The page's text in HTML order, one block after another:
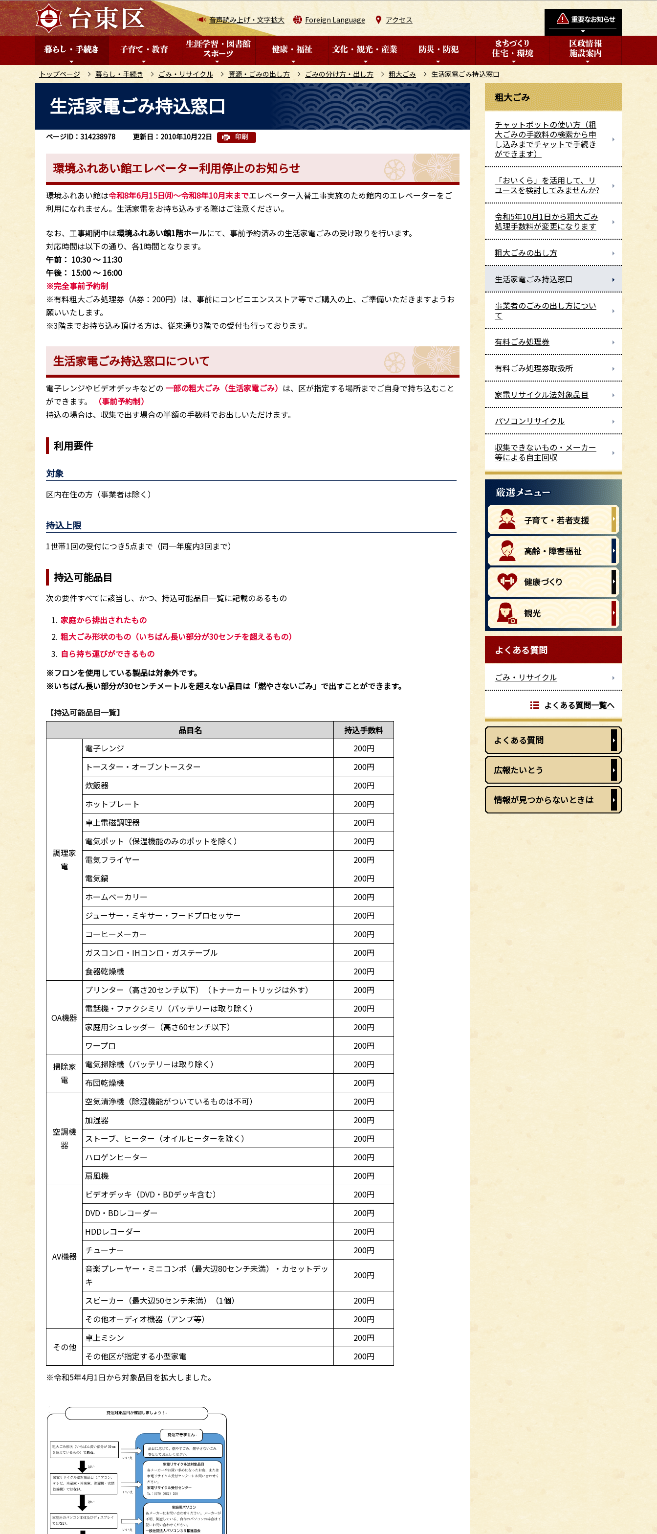
こ
の
ペ
音声読み上げ・文字拡大 Foreign Language アクセス
トップページ 暮らし・手続き ごみ・リサイクル 資源・ごみの出し方 ごみの分け方・出し方 粗大ごみ 生活家電ごみ持込窓口
こ
生活家電ごみ持込窓口
ページID：314238978 更新日：2010年10月22日 印刷
環境ふれあい館エレベーター利用停止のお知らせ
環境ふれあい館は令和8年6月15日㈪～令和8年10月末までエレベーター入替工事実施のため館内のエレベーターをご
利用になれません。生活家電をお持ち込みする際はご注意ください。
なお、工事期間中は環境ふれあい館1階ホールにて、事前予約済みの生活家電ごみの受け取りを行います。
対応時間は以下の通り、各1時間となります。
午前： 10:30 〜 11:30
午後： 15:00 〜 16:00
※完全事前予約制
※有料粗大ごみ処理券（A券：200円）は、事前にコンビニエンスストア等でご購入の上、ご準備いただきますようお
願いいたします。
※3階までお持ち込み頂ける方は、従来通り3階での受付も行っております。
生活家電ごみ持込窓口について
電子レンジやビデオデッキなどの 一部の粗大ごみ（生活家電ごみ） は、区が指定する場所までご自身で持ち込むこと
ができます。
（事前予約制）
持込の場合は、収集で出す場合の半額の手数料でお出しいただけます。
利用要件
対象
区内在住の方（事業者は除く）
持込上限
1世帯1回の受付につき5点まで（同一年度内3回まで）
持込可能品目
次の要件すべてに該当し、かつ、持込可能品目一覧に記載のあるもの
家庭から排出されたもの
粗大ごみ形状のもの（いちばん長い部分が30センチを超えるもの）
自ら持ち運びができるもの
※フロンを使用している製品は対象外です。
※いちばん長い部分が30センチメートルを超えない品目は「燃やさないごみ」で出すことができます。
【持込可能品目一覧】
品目名
持込手数料
調理家
電
電子レンジ
200円
トースター・オーブントースター
200円
炊飯器
200円
ホットプレート
200円
卓上電磁調理器
200円
電気ポット（保温機能のみのポットを除く）
200円
電気フライヤー
200円
電気鍋
200円
ホームベーカリー
200円
ジューサー・ミキサー・フードプロセッサー
200円
コーヒーメーカー
200円
ガスコンロ・IHコンロ・ガステーブル
200円
食器乾燥機
200円
OA機器
プリンター（高さ20センチ以下）（トナーカートリッジは外す）
200円
電話機・ファクシミリ（バッテリーは取り除く）
200円
家庭用シュレッダー（高さ60センチ以下）
200円
ワープロ
200円
掃除家
電
電気掃除機（バッテリーは取り除く）
200円
布団乾燥機
200円
空調機
器
空気清浄機（除湿機能がついているものは不可）
200円
加湿器
200円
ストーブ、ヒーター（オイルヒーターを除く）
200円
ハロゲンヒーター
200円
扇風機
200円
AV機器
ビデオデッキ（DVD・BDデッキ含む）
200円
DVD・BDレコーダー
200円
HDDレコーダー
200円
チューナー
200円
音楽プレーヤー・ミニコンポ（最大辺80センチ未満）・カセットデッ
キ
200円
スピーカー（最大辺50センチ未満）（1個）
200円
その他オーディオ機器（アンプ等）
200円
その他
卓上ミシン
200円
その他区が指定する小型家電
200円
※令和5年4月1日から対象品目を拡大しました。
粗大ごみ
チャットボットの使い方（粗
大ごみの手数料の検索から申
し込みまでチャットで手続き
ができます）
「おいくら」を活用して、リ
ユースを検討してみませんか?
令和5年10月1日から粗大ごみ
処理手数料が変更になります
粗大ごみの出し方
生活家電ごみ持込窓口
事業者のごみの出し方につい
て
有料ごみ処理券
有料ごみ処理券取扱所
家電リサイクル法対象品目
パソコンリサイクル
収集できないもの・メーカー
等による自主回収
よくある質問
ごみ・リサイクル
よくある質問一覧へ
よくある質問
広報たいとう
情報が見つからないときは